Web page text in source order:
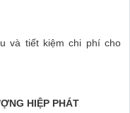
và tiết kiệm chi phí cho
HIỆP PHÁT